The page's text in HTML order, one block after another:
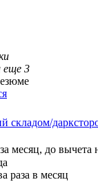
еще 3
складом/
за месяц, до вычета
раза в месяц